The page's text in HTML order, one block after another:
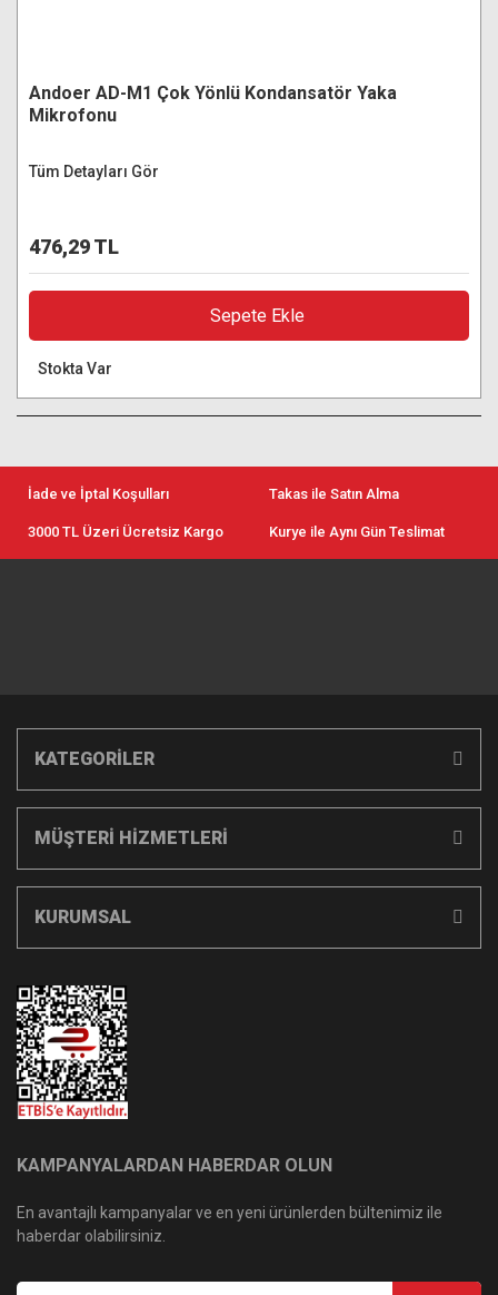
Andoer AD-M1 Çok Yönlü Kondansatör Yaka
Mikrofonu
Tüm Detayları Gör
476,29 TL
Sepete Ekle
Stokta Var
İade ve İptal Koşulları Takas ile Satın Alma
3000 TL Üzeri Ücretsiz Kargo Kurye ile Aynı Gün Teslimat
KATEGORİLER
MÜŞTERİ HİZMETLERİ
KURUMSAL
KAMPANYALARDAN HABERDAR OLUN
En avantajlı kampanyalar ve en yeni ürünlerden bültenimiz ile
haberdar olabilirsiniz.